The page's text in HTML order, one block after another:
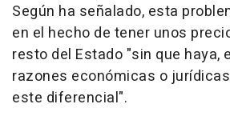
Según ha señalado, esta
en el hecho de tener unos
resto del Estado "sin que haya,
razones económicas o
este diferencial".